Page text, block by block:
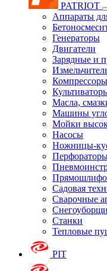
PATRIOT
Аппараты
Генераторы
Двигатели
Зарядные и
Компрессоры
Масла,
Машины
Мойки
Насосы
Ножницы-
Садовая
Сварочные
Станки
Тепловые
PIT